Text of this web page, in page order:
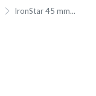
IronStar 45 mm...